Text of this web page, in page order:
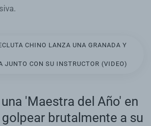
CHINO LANZA UNA GRANADA Y
JUNTO CON SU INSTRUCTOR (VIDEO)
'Maestra del Año' en
golpear brutalmente a su